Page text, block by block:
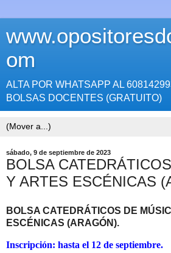
om
ALTA POR WHATSAPP AL
BOLSAS DOCENTES (GRATUITO)
sábado, 9 de septiembre de 2023
BOLSA
Y ARTES ESCÉNICAS
BOLSA CATEDRÁTICOS DE
ESCÉNICAS (ARAGÓN).
Inscripción: hasta el 12 de septiembre.